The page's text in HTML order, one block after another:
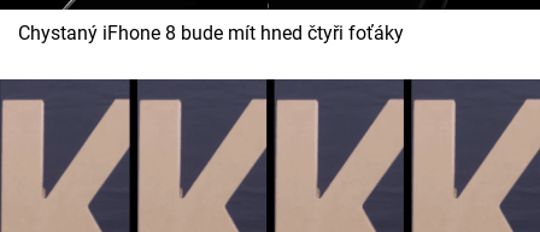
Seriály
Hry
Cool Esport
Pořady
Chystaný iFhone 8 bude mít hned čtyři foťáky